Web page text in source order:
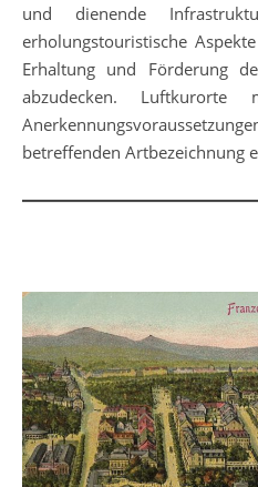
und dienende
erholungstouristische
Erhaltung und Förderung
abzudecken. Luftkurorte
betreffenden Artbezeichnung